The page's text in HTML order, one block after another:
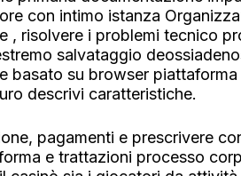
con intimo istanza
, risolvere i problemi tecnico
salvataggio
basato su browser
descrivi caratteristiche.
pagamenti e prescrivere
e trattazioni processo